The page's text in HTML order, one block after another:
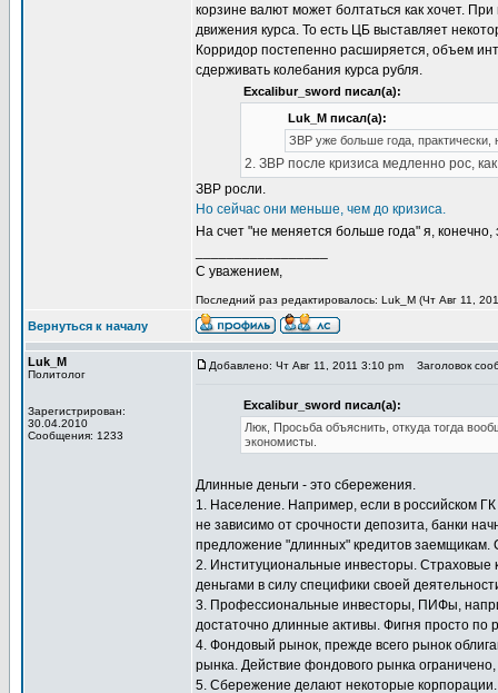
корзине валют может болтаться как хочет.
движения курса. То есть ЦБ выставляет
Корридор постепенно расширяется, объем
сдерживать колебания курса рубля.
Excalibur_sword писал(а):
Luk_M писал(а):
ЗВР уже больше года,
2. ЗВР после кризиса медленно рос,
ЗВР росли.
Но сейчас они меньше, чем до кризиса.
На счет "не меняется больше года" я,
С уважением,
Последний раз редактировалось: Luk_M (Чт Авг 11,
Вернуться к началу
Luk_M
Политолог
Зарегистрирован:
30.04.2010
Сообщения: 1233
Добавлено: Чт Авг 11, 2011 3:10 pm Заголовок
Excalibur_sword писал(а):
Люк, Просьба объяснить, откуда тогда
экономисты.
Длинные деньги - это сбережения.
1. Население. Например, если в российском
не зависимо от срочности депозита, банки
предложение "длинных" кредитов
2. Институциональные инвесторы.
деньгами в силу специфики своей
3. Профессиональные инвесторы, ПИФы,
достаточно длинные активы. Фигня просто по
4. Фондовый рынок, прежде всего рынок
рынка. Действие фондового рынка
5. Сбережение делают некоторые